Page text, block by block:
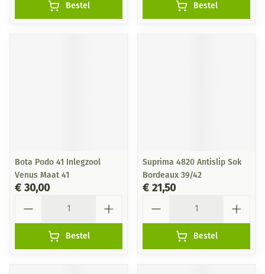
Bestel Bestel
Bota Podo 41 Inlegzool
Venus Maat 41
€ 30,00
Bestel
Suprima 4820 Antislip Sok
Bordeaux 39/42
€ 21,50
Bestel